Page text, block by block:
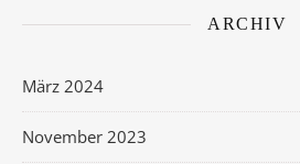
ARCHIV
März 2024
November 2023